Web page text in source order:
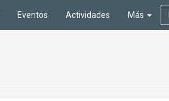
Eventos Actividades Más